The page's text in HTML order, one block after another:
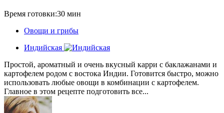
Время готовки:30 мин
Овощи и грибы
Индийская
Простой, ароматный и очень вкусный карри с баклажанами и
картофелем родом с востока Индии. Готовится быстро, можно
использовать любые овощи в комбинации с картофелем.
Главное в этом рецепте подготовить все...